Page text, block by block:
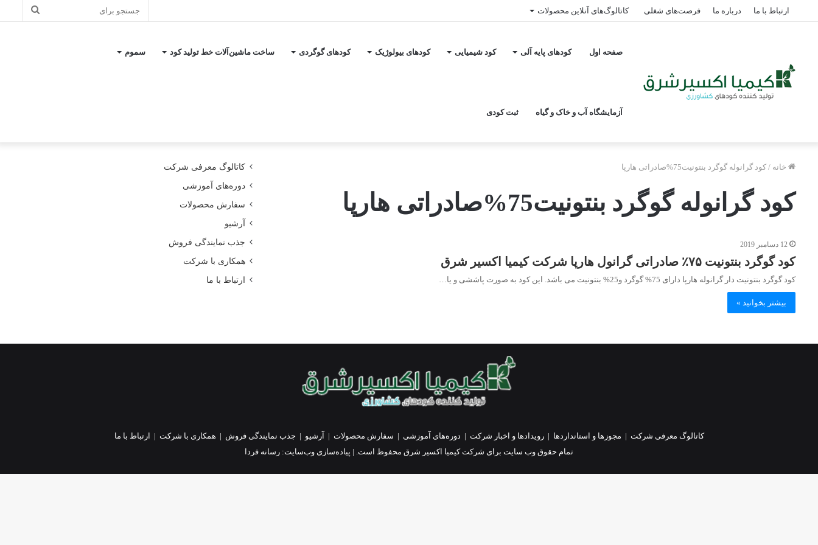
ارتباط با ما درباره ما فرصت‌های شغلی کاتالوگ‌های آنلاین محصولات
صفحه اول کودهای پایه آلی کود شیمیایی کودهای بیولوژیک کودهای گوگردی ساخت ماشین‌آلات خط تولید کود سموم
آزمایشگاه آب و خاک و گیاه ثبت کودی
خانه / کود گرانوله گوگرد بنتونیت75%صادراتی هارپا
کود گرانوله گوگرد بنتونیت75%صادراتی هارپا
12 دسامبر 2019
کود گوگرد بنتونیت ۷۵٪ صادراتی گرانول هارپا شرکت کیمیا اکسیر شرق
کود گوگرد بنتونیت دار گرانوله هارپا دارای 75% گوگرد و25% بنتونیت می باشد. این کود به صورت پاششی و یا…
بیشتر بخوانید »
کاتالوگ معرفی شرکت
دوره‌های آموزشی
سفارش محصولات
آرشیو
جذب نمایندگی فروش
همکاری با شرکت
ارتباط با ما
کاتالوگ معرفی شرکت | مجوزها و استانداردها |رویدادها و اخبار شرکت | دوره‌های آموزشی | سفارش محصولات | آرشیو | جذب نمایندگی فروش | همکاری با شرکت | ارتباط با ما
تمام حقوق وب سایت برای شرکت کیمیا اکسیر شرق محفوظ است. | پیاده‌سازی وب‌سایت: رسانه فردا